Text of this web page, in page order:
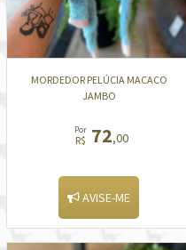
MORDEDOR PELÚCIA MACACO
JAMBO
Por
R$ 72,00
AVISE-ME